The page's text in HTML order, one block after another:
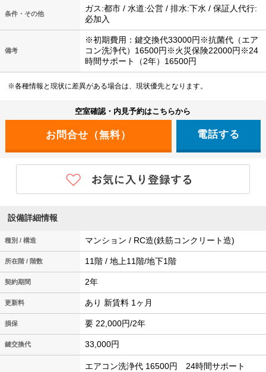
条件・その他
ガス:都市 / 水道:公営 / 排水:下水 / 保証人代行:
必加入
備考
※初期費用：鍵交換代33000円※抗菌代（エア
コン洗浄代）16500円※火災保険22000円※24
時間サポート（2年）16500円
※各種情報と現状に差異がある場合は、現状優先となります。
空室確認・内見予約はこちらから
電話する
設備詳細情報
種別 / 構造 マンション / RC造(鉄筋コンクリート造)
所在階 / 階数 11階 / 地上11階/地下1階
契約期間 2年
更新料 あり 新賃料 1ヶ月
損保 要 22,000円/2年
鍵交換代 33,000円
エアコン洗浄代 16500円 24時間サポート